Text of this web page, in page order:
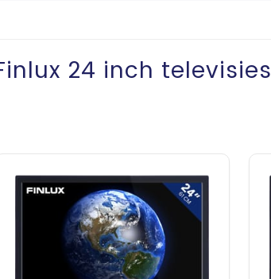
24 inch televisies